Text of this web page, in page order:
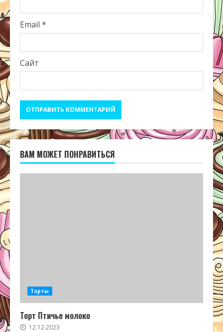
Email *
Сайт
ВАМ МОЖЕТ ПОНРАВИТЬСЯ
Торты
Торт Птичье молоко
12.12.2023